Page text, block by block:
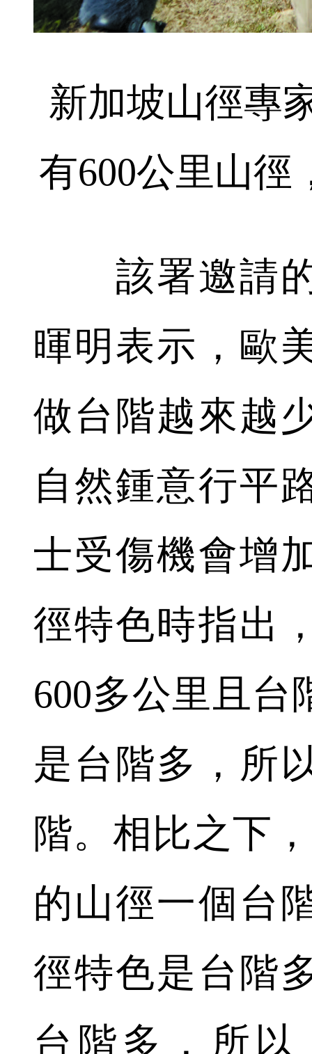
新加坡山徑專
有600公里山徑
該署邀請的
暉明表示，歐
做台階越來越
自然鍾意行平
士受傷機會增
徑特色時指出
600多公里且台
是台階多，所
階。相比之下
的山徑一個台
徑特色是台階
台階多，所